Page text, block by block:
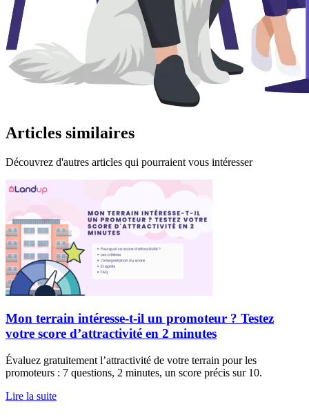
Articles similaires
Découvrez d'autres articles qui pourraient vous intéresser
Mon terrain intéresse-t-il un promoteur ? Testez
votre score d’attractivité en 2 minutes
Évaluez gratuitement l’attractivité de votre terrain pour les
promoteurs : 7 questions, 2 minutes, un score précis sur 10.
Lire la suite